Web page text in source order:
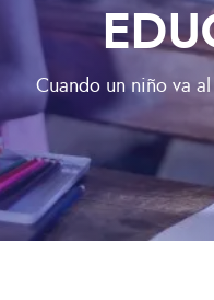
Cuando un niño va